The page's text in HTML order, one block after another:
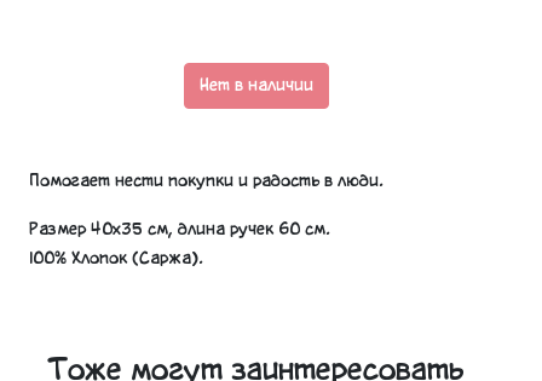
Нет в наличии
Помогает нести покупки и радость в люди.
Размер 40х35 см, длина ручек 60 см.
100% Хлопок (Саржа).
Тоже могут заинтересовать